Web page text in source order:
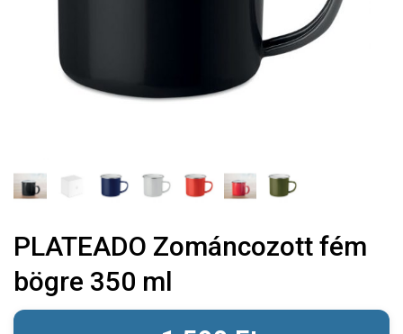
PLATEADO Zománcozott fém
bögre 350 ml